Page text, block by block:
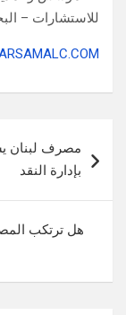
للاستشارات –
المقالات
مصرف لبنان
بإدارة النقد
هل ترتكب